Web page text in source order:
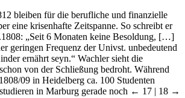
bleiben für die berufliche und finanzielle
eine krisenhafte Zeitspanne. So schreibt er
„Seit 6 Monaten keine Besoldung, […]
geringen Frequenz der Univst. unbedeutend
ernährt seyn.“ Wachler sieht die
von der Schließung bedroht. Während
09 in Heidelberg ca. 100 Studenten
in Marburg gerade noch ← 17 | 18 →